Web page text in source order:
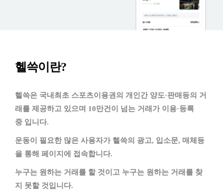
헬쓱이란?
헬쓱은 국내최초 스포츠이용권의 개인간 양도·판매등의 거
래를 제공하고 있으며 10만건이 넘는 거래가 이용·등록
중 입니다.
운동이 필요한 많은 사용자가 헬쓱의 광고, 입소문, 매체등
을 통해 페이지에 접속합니다.
누구는 원하는 거래를 할 것이고 누구는 원하는 거래를 찾
지 못할 것입니다.